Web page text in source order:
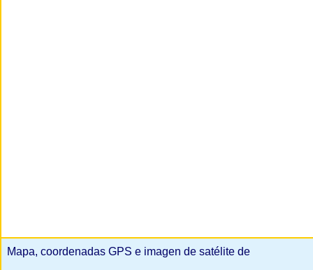
Mapa, coordenadas GPS e imagen de satélite de